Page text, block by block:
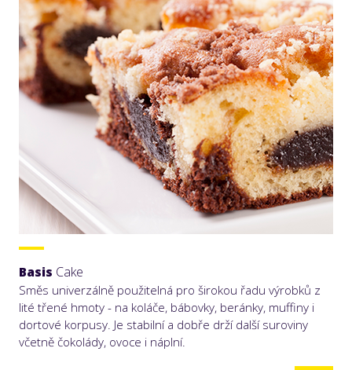
Basis Cake
Směs univerzálně použitelná pro širokou řadu výrobků z
lité třené hmoty - na koláče, bábovky, beránky, muffiny i
dortové korpusy. Je stabilní a dobře drží další suroviny
včetně čokolády, ovoce i náplní.